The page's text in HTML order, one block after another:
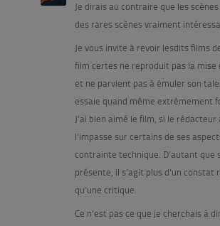
Je dirais au contraire que les
des rares scènes vraiment
Je vous invite à revoir lesdits films
film certes ne reproduit pas la mise
et ne parvient pas à émuler son
essaie quand même extrêmement
J’ai bien aimé le film, si le rédacteur
l’impasse sur certains de ses
contrainte technique. D’autant que
présente, il s’agit plus d’un
qu’une critique.
Ce n’est pas ce que je cherchais à